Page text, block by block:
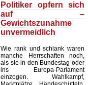
Politiker opfern sich
auf –
Gewichtszunahme
unvermeidlich
Wie rank und schlank waren
manche Herrschaften noch,
als sie in den Bundestag oder
ins Europa-Parlament
einzogen. Wahlkampf,